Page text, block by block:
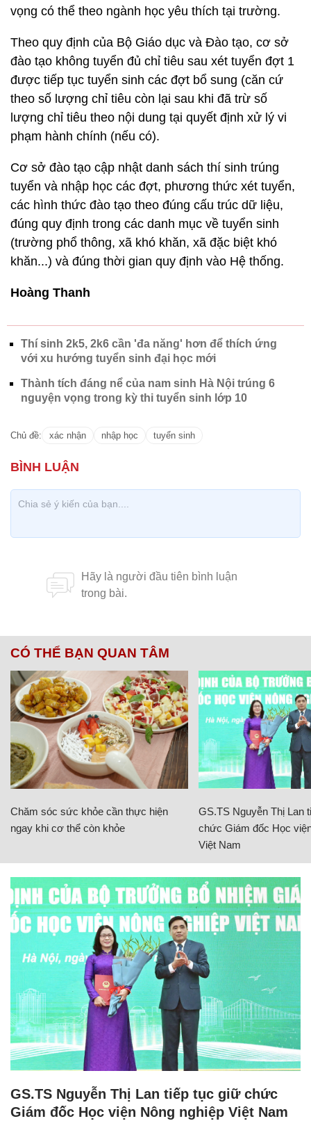
vọng có thể theo ngành học yêu thích tại trường.
Theo quy định của Bộ Giáo dục và Đào tạo, cơ sở
đào tạo không tuyển đủ chỉ tiêu sau xét tuyển đợt 1
được tiếp tục tuyển sinh các đợt bổ sung (căn cứ
theo số lượng chỉ tiêu còn lại sau khi đã trừ số
lượng chỉ tiêu theo nội dung tại quyết định xử lý vi
phạm hành chính (nếu có).
Cơ sở đào tạo cập nhật danh sách thí sinh trúng
tuyển và nhập học các đợt, phương thức xét tuyển,
các hình thức đào tạo theo đúng cấu trúc dữ liệu,
đúng quy định trong các danh mục về tuyển sinh
(trường phổ thông, xã khó khăn, xã đặc biệt khó
khăn...) và đúng thời gian quy định vào Hệ thống.
Hoàng Thanh
Thí sinh 2k5, 2k6 cần 'đa năng' hơn để thích ứng
với xu hướng tuyển sinh đại học mới
Thành tích đáng nể của nam sinh Hà Nội trúng 6
nguyện vọng trong kỳ thi tuyển sinh lớp 10
Chủ đề: xác nhận nhập học tuyển sinh
CÓ THỂ BẠN QUAN TÂM
Chăm sóc sức khỏe cần thực hiện
ngay khi cơ thể còn khỏe
GS.TS Nguyễn Thị Lan
chức Giám đốc Học
Việt Nam
GS.TS Nguyễn Thị Lan tiếp tục giữ chức
Giám đốc Học viện Nông nghiệp Việt Nam